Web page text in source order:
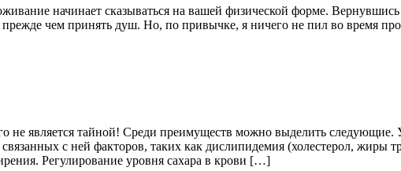
начинает сказываться на вашей физической форме.
чем принять душ. Но, по привычке, я ничего не пил во время
не является тайной! Среди преимуществ можно выделить
с ней факторов, таких как дислипидемия (холестерол, жиры
Регулирование уровня сахара в крови […]